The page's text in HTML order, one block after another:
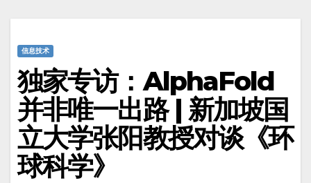
信息技术
独家专访：AlphaFold
并非唯一出路 | 新加坡国
立大学张阳教授对谈《环
球科学》